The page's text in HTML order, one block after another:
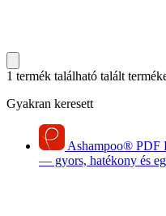
1 termék található talált
Gyakran keresett
Ashampoo® PDF
— gyors, hatékony és